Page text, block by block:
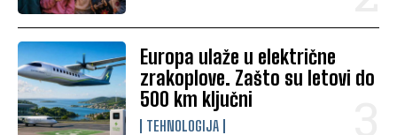
Europa ulaže u električne
zrakoplove. Zašto su letovi do
500 km ključni
TEHNOLOGIJA